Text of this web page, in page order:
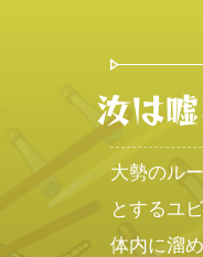
汝は
大勢のル
とするユ
体内に溜